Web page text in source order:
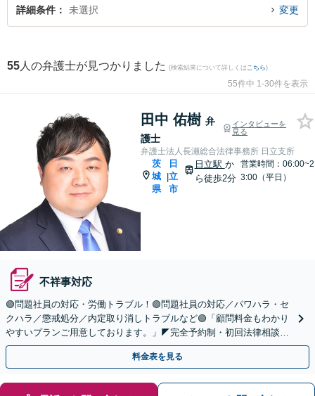
祥事対応のトラブル解決の実績豊富な近くの弁護士を検索したい』『初回相談
詳細条件 未選択 変更
55 人の弁護士が見つかりました (検索結果について詳しくは こちら)
55件中 1-30件を表示
田中 佑樹 弁
護士
インタビューを
見る
弁護士法人長瀬総合法律事務所 日立支所
茨
城
県
|
日
立
市
日立駅 か
ら徒歩2分
営業時間：06:00~2
3:00（平日）
不祥事対応
🟢問題社員の対応・労働トラブル！🟢問題社員の対応／パワハラ・セ
クハラ／懲戒処分／内定取り消しトラブルなど🟢「顧問料金もわかり
やすいプランご用意しております。」◤完全予約制・初回法律相談無
料・顧問数190社以上の実績と経験◢
料金表を見る